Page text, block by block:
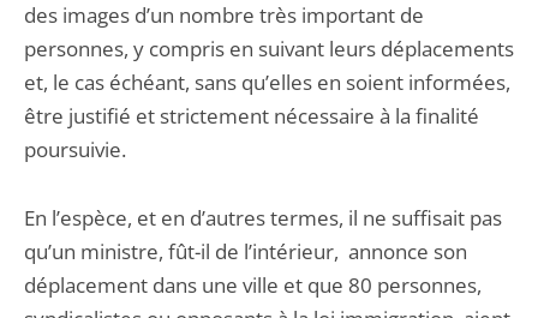
des images d’un nombre très important de
personnes, y compris en suivant leurs déplacements
et, le cas échéant, sans qu’elles en soient informées,
être justifié et strictement nécessaire à la finalité
poursuivie.
En l’espèce, et en d’autres termes, il ne suffisait pas
qu’un ministre, fût-il de l’intérieur, annonce son
déplacement dans une ville et que 80 personnes,